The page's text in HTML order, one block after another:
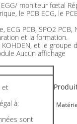
moniteur fœtal
le PCB ECG, le
PCB, SPO2
et la formation.
KOHDEN, et le
Aucun affichage
et
à:
sont